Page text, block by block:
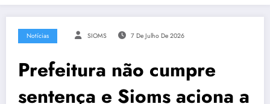
Notícias SIOMS 7 De Julho De 2026
Prefeitura não cumpre
sentença e Sioms aciona a